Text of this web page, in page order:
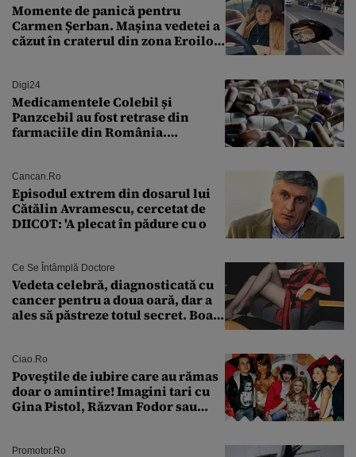
Momente de panică pentru
Carmen Șerban. Mașina vedetei a
căzut în craterul din zona Eroilor:
Digi24
Medicamentele Colebil și
Panzcebil au fost retrase din
farmaciile din România.
Cancan.ro
Episodul extrem din dosarul lui
Cătălin Avramescu, cercetat de
DIICOT: 'A plecat în pădure cu o
Ce Se Întâmplă Doctore
Vedeta celebră, diagnosticată cu
cancer pentru a doua oară, dar a
ales să păstreze totul secret. Boala
Ciao.ro
Poveştile de iubire care au rămas
doar o amintire! Imagini tari cu
Gina Pistol, Răzvan Fodor sau
Promotor.ro